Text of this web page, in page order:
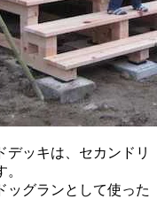
デッキは、セカンドリ
ッグランとして使った